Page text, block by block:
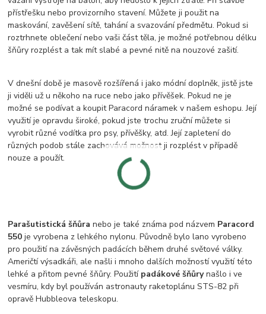
přístřešku nebo provizorního stavení. Můžete ji použit na
maskování, zavěšení sítě, tahání a svazování předmětu. Pokud si
roztrhnete oblečení nebo vaši část těla, je možné potřebnou délku
šňůry rozplést a tak mít slabé a pevné nitě na nouzové zašití.
V dnešní době je masově rozšířená i jako módní doplněk, jistě jste
ji viděli už u někoho na ruce nebo jako přívěšek. Pokud ne je
možné se podívat a koupit Paracord náramek v našem eshopu. Její
využití je opravdu široké, pokud jste trochu zruční můžete si
vyrobit různé vodítka pro psy, přívěšky, atd. Její zapletení do
různých podob stále zachovává možnost ji rozplést v případě
nouze a použít.
Parašutistická šňůra nebo je také známa pod názvem Paracord
550 je vyrobena z lehkého nylonu. Původně bylo lano vyrobeno
pro použití na závěsných padácích během druhé světové války.
Američtí výsadkáři, ale našli i mnoho dalších možností využití této
lehké a přitom pevné šňůry. Použití padákové šňůrynašlo i ve
vesmíru, kdy byl používán astronauty raketoplánu STS-82 při
opravě Hubbleova teleskopu.